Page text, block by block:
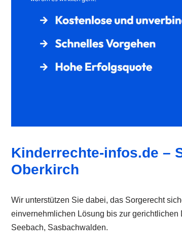
Kinderrechte-infos.de –
Oberkirch
Wir unterstützen Sie dabei, das Sorgerecht
einvernehmlichen Lösung bis zur
Seebach, Sasbachwalden.